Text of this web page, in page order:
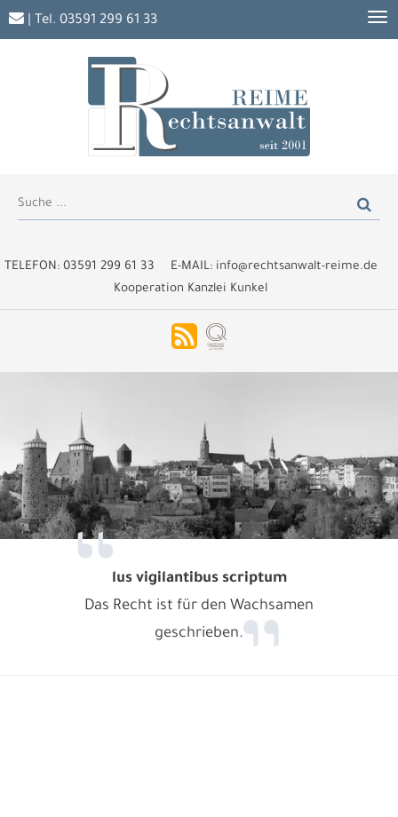
TELEFON: 03591 299 61 33 E-MAIL: info@rechtsanwalt-reime.de
Kooperation Kanzlei Kunkel
| Tel. 03591 299 61 33
lus vigilantibus scriptum
Das Recht ist für den Wachsamen
geschrieben.